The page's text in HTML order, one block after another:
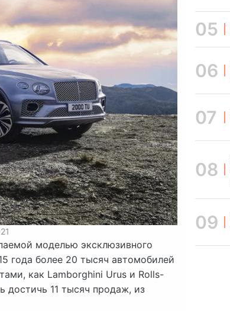
моделью эксклюзивного
года более 20 тысяч автомобилей
как Lamborghini Urus и Rolls-
достичь 11 тысяч продаж, из